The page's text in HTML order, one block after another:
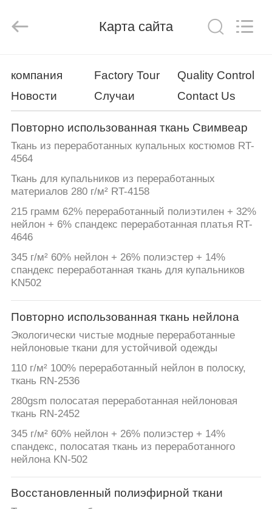
ПРОДУКТЫ
VR
ШОУ
О
НАС
ПУТЕШЕСТВИЕ
ФАБРИКИ
ПРОВЕРКА
КАЧЕСТВА
СВЯЖИТЕСЬ
МЫ
НОВОСТИ
СЛУЧАИ
TEXTILE.
Карта сайта
компания Factory Tour
Quality Control
Новости
Случаи Contact Us
Повторно использованная ткань Свимвеар
Ткань из переработанных купальных костюмов RT-
4564
Ткань для купальников из переработанных
материалов 280 г/м² RT-4158
215 грамм 62% переработанный полиэтилен + 32%
нейлон + 6% спандекс переработанная платья RT-
4646
345 г/м² 60% нейлон + 26% полиэстер + 14%
спандекс переработанная ткань для купальников
KN502
Повторно использованная ткань нейлона
Экологически чистые модные переработанные
нейлоновые ткани для устойчивой одежды
110 г/м² 100% переработанный нейлон в полоску,
ткань RN-2536
280gsm полосатая переработанная нейлоновая
ткань RN-2452
345 г/м² 60% нейлон + 26% полиэстер + 14%
спандекс, полосатая ткань из переработанного
нейлона KN-502
Восстановленный полиэфирной ткани